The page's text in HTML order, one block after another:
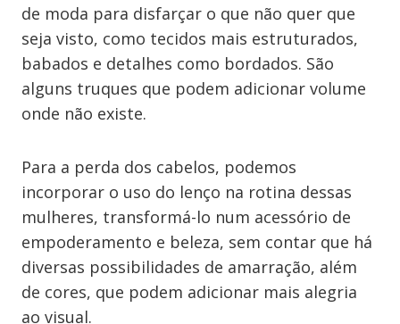
de moda para disfarçar o que não quer que
seja visto, como tecidos mais estruturados,
babados e detalhes como bordados. São
alguns truques que podem adicionar volume
onde não existe.
Para a perda dos cabelos, podemos
incorporar o uso do lenço na rotina dessas
mulheres, transformá-lo num acessório de
empoderamento e beleza, sem contar que há
diversas possibilidades de amarração, além
de cores, que podem adicionar mais alegria
ao visual.